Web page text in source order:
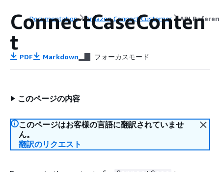
Documentation Amazon Connect Customer API
ConnectCaseConten
t
PDF Markdown フォーカスモード
このページの内容
このページはお客様の言語に翻訳されていませ
ん。
翻訳のリクエスト